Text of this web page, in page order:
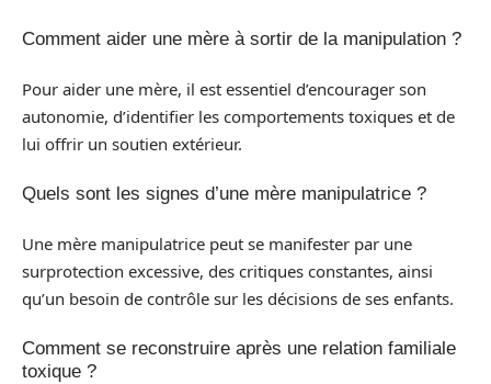
Comment aider une mère à sortir de la manipulation ?
Pour aider une mère, il est essentiel d’encourager son
autonomie, d’identifier les comportements toxiques et de
lui offrir un soutien extérieur.
Quels sont les signes d’une mère manipulatrice ?
Une mère manipulatrice peut se manifester par une
surprotection excessive, des critiques constantes, ainsi
qu’un besoin de contrôle sur les décisions de ses enfants.
Comment se reconstruire après une relation familiale
toxique ?